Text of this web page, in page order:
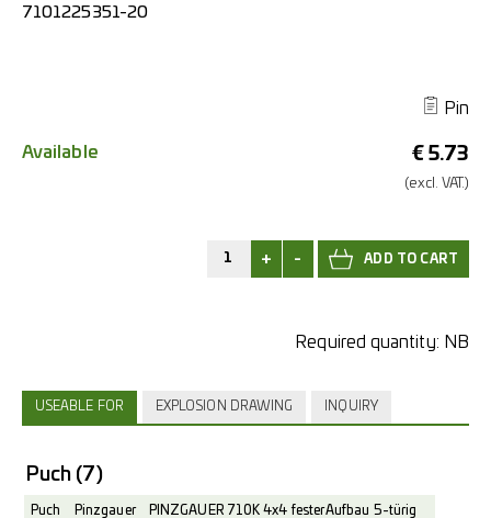
7101225351-20
Pin
€ 5.73
(excl. VAT.)
Available
+ -
Required quantity: NB
USEABLE FOR EXPLOSION DRAWING INQUIRY
Puch (7)
Puch Pinzgauer PINZGAUER 710K 4x4 fester Aufbau 5-türig